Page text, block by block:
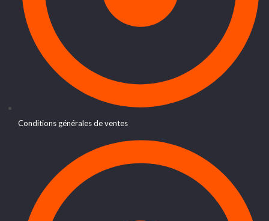
Conditions générales de ventes